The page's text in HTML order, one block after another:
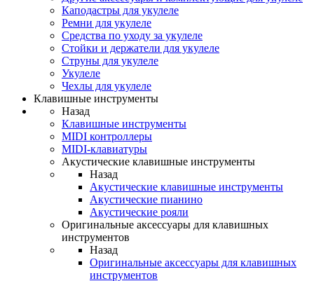
Каподастры для укулеле
Ремни для укулеле
Средства по уходу за укулеле
Стойки и держатели для укулеле
Струны для укулеле
Укулеле
Чехлы для укулеле
Клавишные инструменты
Назад
Клавишные инструменты
MIDI контроллеры
MIDI-клавиатуры
Акустические клавишные инструменты
Назад
Акустические клавишные инструменты
Акустические пианино
Акустические рояли
Оригинальные аксессуары для клавишных
инструментов
Назад
Оригинальные аксессуары для клавишных
инструментов